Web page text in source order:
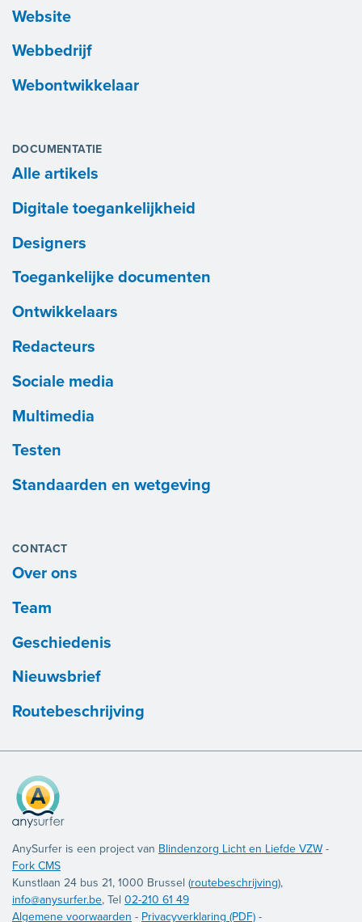
Website
Webbedrijf
Webontwikkelaar
DOCUMENTATIE
Alle artikels
Digitale toegankelijkheid
Designers
Toegankelijke documenten
Ontwikkelaars
Redacteurs
Sociale media
Multimedia
Testen
Standaarden en wetgeving
CONTACT
Over ons
Team
Geschiedenis
Nieuwsbrief
Routebeschrijving
AnySurfer is een project van Blindenzorg Licht en Liefde VZW -
Fork CMS
Kunstlaan 24 bus 21, 1000 Brussel (routebeschrijving),
info@anysurfer.be, Tel 02-210 61 49
Algemene voorwaarden - Privacyverklaring (PDF) -